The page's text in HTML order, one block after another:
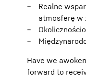
Realne
atmosferę w
Have we
forward to